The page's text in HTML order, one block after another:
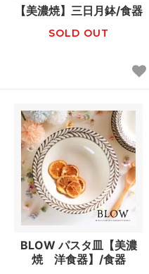
【美濃焼】三日月鉢/食器
SOLD OUT
BLOW パスタ皿【美濃
焼 洋食器】/食器